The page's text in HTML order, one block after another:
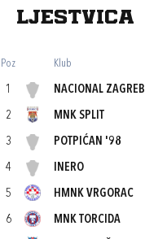
Ljestvica
Poz Klub
1 NACIONAL ZAGREB
2 MNK SPLIT
3 POTPIĆAN '98
4 INERO
5 HMNK VRGORAC
6 MNK TORCIDA